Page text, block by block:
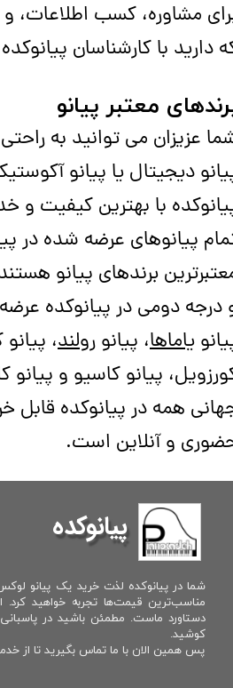
مشاوره، کسب اطلاعات،
دارید با کارشناسان
معتبر پیانو
عزیزان می توانید به
دیجیتال یا پیانو
با بهترین کیفیت و
پیانوهای عرضه شده در
برندهای پیانو
درجه دومی در پیانوکده
یاماها، پیانو رولند،
پیانو کاسیو و پیانو
همه در پیانوکده قابل
و آنلاین است.
شما در پیانوکده لذت خرید یک پیانو
مناسب‌ترین قیمت‌ها تجربه خواهید کرد.
دستاورد ماست. مطمئن باشید در
کوشید.
پس همین الان با ما تماس بگیرید تا از
پیانوکده